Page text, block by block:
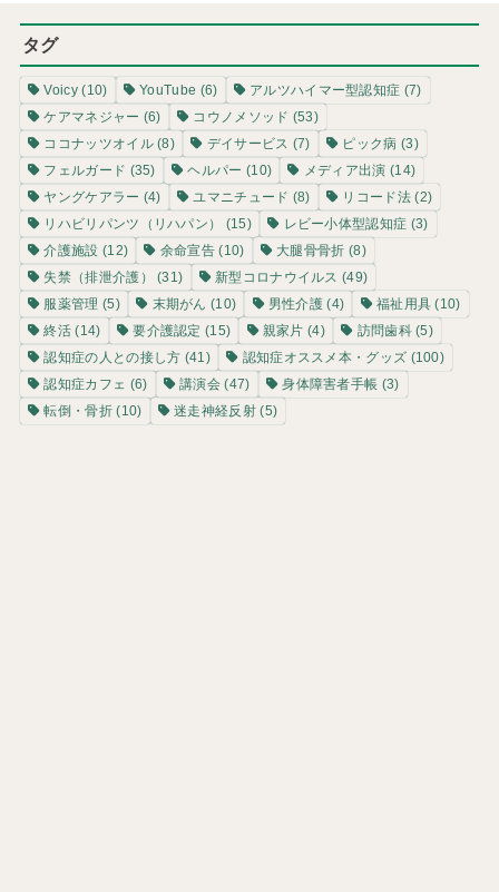
タグ
Voicy(10) YouTube (6) アルツハイマー型認知症 (7)
ケアマネジャー (6) コウノメソッド (53)
ココナッツオイル(8) デイサービス (7) ピック病 (3)
フェルガード (35) ヘルパー (10) メディア出演 (14)
ヤングケアラー (4) ユマニチュード (8) リコード法(2)
リハビリパンツ（リハパン）
(15) レビー小体型認知症 (3)
介護施設 (12) 余命宣告 (10) 大腿骨骨折 (8)
失禁（排泄介護）
(31) 新型コロナウイルス (49)
服薬管理 (5) 末期がん (10) 男性介護 (4) 福祉用具 (10)
終活 (14) 要介護認定 (15) 親家片 (4) 訪問歯科(5)
認知症の人との接し方 (41) 認知症オススメ本・グッズ (100)
認知症カフェ (6) 講演会 (47) 身体障害者手帳 (3)
転倒・骨折(10) 迷走神経反射(5)